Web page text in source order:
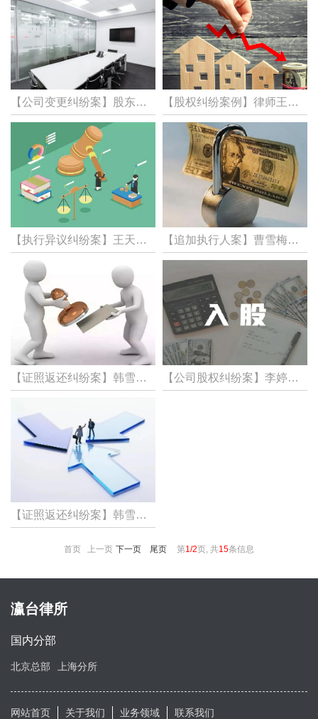
【公司变更纠纷案】股东、公司不配合，如何变更法定代表人，律师徐宪杰、李皓代理变更公司登记纠纷案胜诉！ 【股权纠纷案例】律师王正阳代理公司增资纠纷案胜诉，判决支付我方股权回购款6000万元及律师费30万元！
【执行异议纠纷案】王天琪、刘勇民律师：执行异议之诉案胜诉！ 【追加执行人案】曹雪梅律师：追加执行人纠纷案胜诉！
【证照返还纠纷案】韩雪燕、王珊珊律师：公司证照返还纠纷二审维持原判！ 【公司股权纠纷案】李婷律师：股权合同纠纷退股案胜诉！
【证照返还纠纷案】韩雪燕、王珊珊律师：证照返还纠纷案胜诉！
首页 上一页 下一页 尾页 第1/2页, 共15条信息
瀛台律所
国内分部
北京总部 上海分所
网站首页 关于我们 业务领域 联系我们